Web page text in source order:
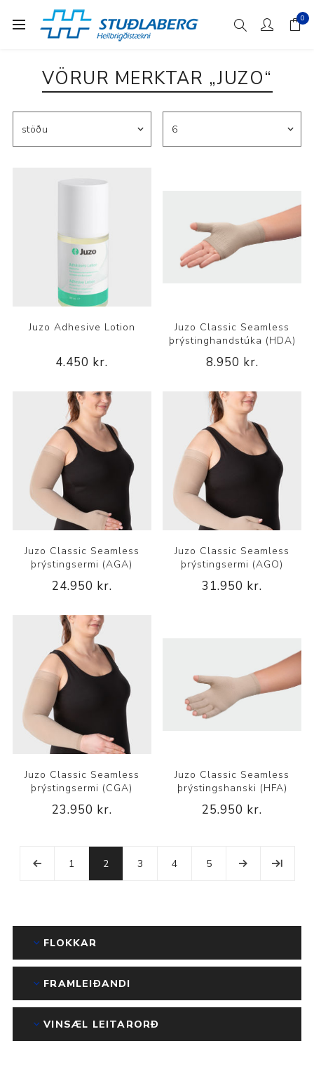
0
VÖRUR MERKTAR „JUZO“
Juzo Adhesive Lotion
4.450 kr.
Juzo Classic Seamless
þrýstinghandstúka (HDA)
8.950 kr.
Juzo Classic Seamless
þrýstingsermi (AGA)
24.950 kr.
Juzo Classic Seamless
þrýstingsermi (AGO)
31.950 kr.
Juzo Classic Seamless
þrýstingsermi (CGA)
23.950 kr.
Juzo Classic Seamless
þrýstingshanski (HFA)
25.950 kr.
1 2 3 4 5
FLOKKAR
FRAMLEIÐANDI
VINSÆL LEITARORÐ